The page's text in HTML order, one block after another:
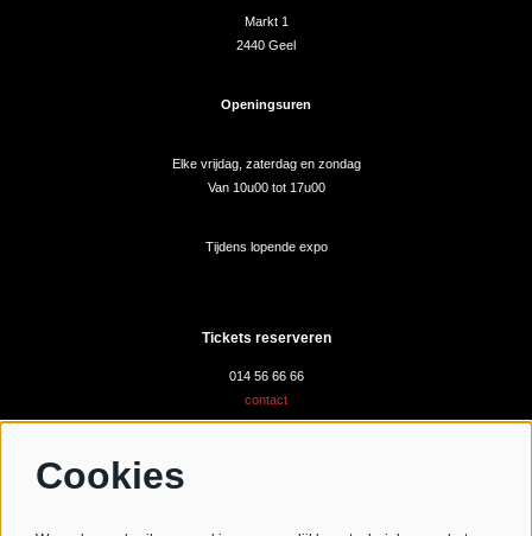
Markt 1
2440 Geel
Openingsuren
Elke vrijdag, zaterdag en zondag
Van 10u00 tot 17u00
Tijdens lopende expo
Tickets reserveren
014 56 66 66
contact
Cookies